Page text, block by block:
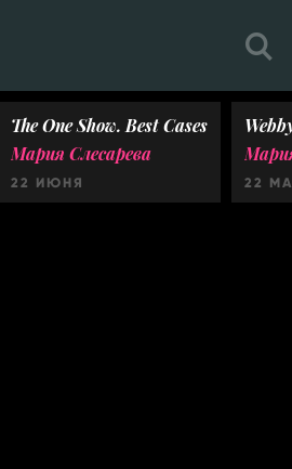
The One Show. Best Cases
Мария Слесарева
22 ИЮНЯ 22